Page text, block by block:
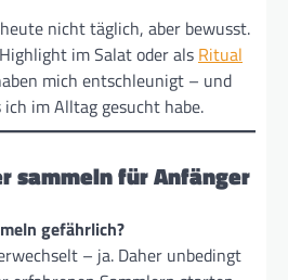
nicht täglich, aber bewusst.
im Salat oder als Ritual
mich entschleunigt – und
im Alltag gesucht habe.
sammeln für Anfänger
gefährlich?
– ja. Daher unbedingt